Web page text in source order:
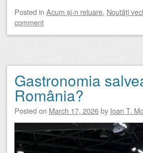
Posted in Acum și-n reluare, Noutăţi
comment
Gastronomia
România?
Posted on March 17, 2026by Ioan T.